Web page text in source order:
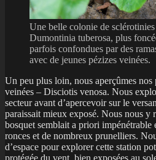
Une belle colonie de sclérotinies
Dumontinia tuberosa, plus
parfois confondues par des
avec de jeunes pézizes veinées.
Un peu plus loin, nous aperçûmes nos
veinées – Disciotis venosa. Nous
secteur avant d’apercevoir sur le
paraissait mieux exposé. Nous nous y
bosquet semblait a priori impénétrable
ronces et de nombreux prunelliers.
d’espace pour explorer cette station
protégée du vent, bien exposées au